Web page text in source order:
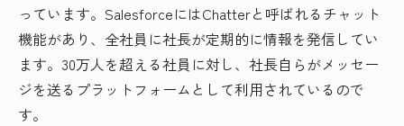
っています。SalesforceにはChatterと呼ばれるチャット
機能があり、全社員に社長が定期的に情報を発信してい
ます。30万人を超える社員に対し、社長自らがメッセー
ジを送るプラットフォームとして利用されているので
す。